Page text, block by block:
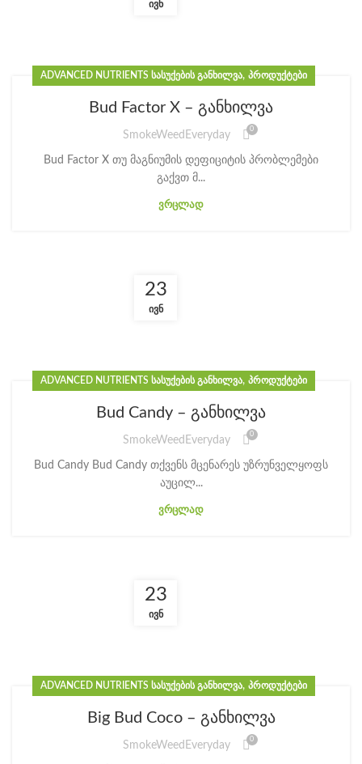
ᲘᲕᲜ
ADVANCED NUTRIENTS ᲡᲐᲡᲣᲥᲔᲑᲘᲡ ᲒᲐᲜᲮᲘᲚᲕᲐ, ᲞᲠᲝᲓᲣᲥᲢᲔᲑᲘ
Bud Factor X – განხილვა
SmokeWeedEveryday 0
Bud Factor X თუ მაგნიუმის დეფიციტის პრობლემები
გაქვთ მ...
ᲕᲠᲪᲚᲐᲓ
23
ᲘᲕᲜ
ADVANCED NUTRIENTS ᲡᲐᲡᲣᲥᲔᲑᲘᲡ ᲒᲐᲜᲮᲘᲚᲕᲐ, ᲞᲠᲝᲓᲣᲥᲢᲔᲑᲘ
Bud Candy – განხილვა
SmokeWeedEveryday 0
Bud Candy Bud Candy თქვენს მცენარეს უზრუნველყოფს
აუცილ...
ᲕᲠᲪᲚᲐᲓ
23
ᲘᲕᲜ
ADVANCED NUTRIENTS ᲡᲐᲡᲣᲥᲔᲑᲘᲡ ᲒᲐᲜᲮᲘᲚᲕᲐ, ᲞᲠᲝᲓᲣᲥᲢᲔᲑᲘ
Big Bud Coco – განხილვა
SmokeWeedEveryday 0